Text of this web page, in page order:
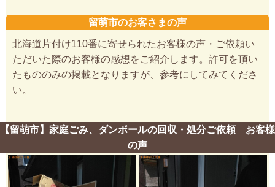
留萌市のお客さまの声
北海道片付け110番に寄せられたお客様の声・ご依頼い
ただいた際のお客様の感想をご紹介します。許可を頂い
たもののみの掲載となりますが、参考にしてみてくださ
い。
【留萌市】家庭ごみ、ダンボールの回収・処分ご依頼 お客様
の声